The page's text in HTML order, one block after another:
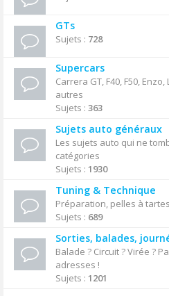
GTs
Sujets : 728
Supercars
Carrera GT, F40, F50,
autres
Sujets : 363
Sujets auto généraux
Les sujets auto qui ne
catégories
Sujets : 1930
Tuning & Technique
Préparation, pelles à
Sujets : 689
Sorties, balades,
Balade ? Circuit ? Virée ?
adresses !
Sujets : 1201